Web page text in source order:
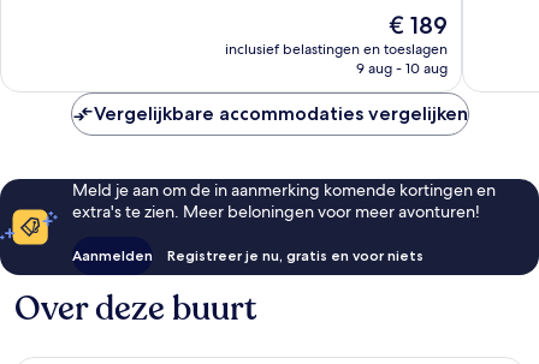
De
prijs
is
€ 189
inclusief belastingen en toeslagen
9 aug - 10 aug
Vergelijkbare accommodaties vergelijken
Meld je aan om de in aanmerking komende kortingen en
extra's te zien. Meer beloningen voor meer avonturen!
Aanmelden Registreer je nu, gratis en voor niets
Over deze buurt